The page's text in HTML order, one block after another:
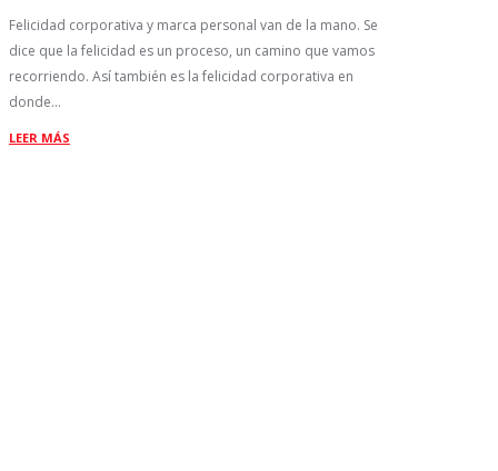
Felicidad corporativa y marca personal van de la mano. Se
dice que la felicidad es un proceso, un camino que vamos
recorriendo. Así también es la felicidad corporativa en
donde…
LEER MÁS